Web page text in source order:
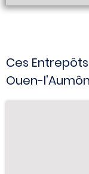
Ces
Ouen-